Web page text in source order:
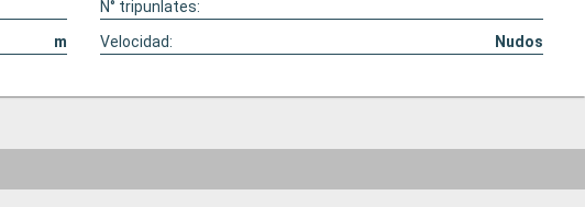
N° tripunlates:
m Velocidad: Nudos